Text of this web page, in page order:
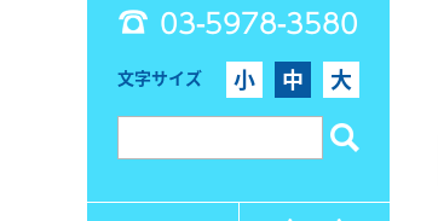
03-5978-3580
文字サイズ 小 中 大